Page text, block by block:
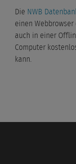
Die NWB
einen
auch in einer
Computer
kann.